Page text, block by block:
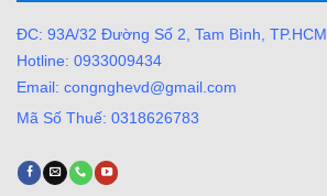
ĐC: 93A/32 Đường Số 2, Tam Bình, TP.HCM
Hotline: 0933009434
Email: congnghevd@gmail.com
Mã Số Thuế: 0318626783